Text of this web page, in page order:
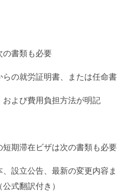
書類も必要
の就労証明書、または任命書
よび費用負担方法が明記
期滞在ビザは次の書類も必要
、設立公告、最新の変更内容ま
式翻訳付き）